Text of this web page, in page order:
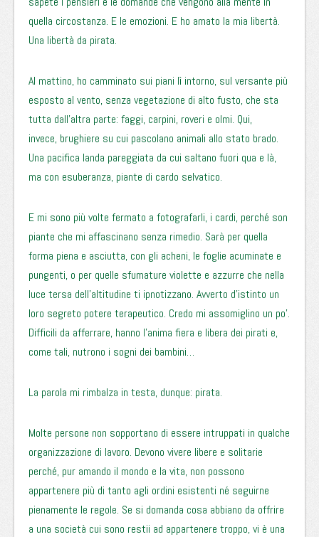
quella circostanza. E le emozioni. E ho amato la mia libertà.
Una libertà da pirata.
Al mattino, ho camminato sui piani lì intorno, sul versante più
esposto al vento, senza vegetazione di alto fusto, che sta
tutta dall’altra parte: faggi, carpini, roveri e olmi. Qui,
invece, brughiere su cui pascolano animali allo stato brado.
Una pacifica landa pareggiata da cui saltano fuori qua e là,
ma con esuberanza, piante di cardo selvatico.
E mi sono più volte fermato a fotografarli, i cardi, perché son
piante che mi affascinano senza rimedio. Sarà per quella
forma piena e asciutta, con gli acheni, le foglie acuminate e
pungenti, o per quelle sfumature violette e azzurre che nella
luce tersa dell’altitudine ti ipnotizzano. Avverto d’istinto un
loro segreto potere terapeutico. Credo mi assomiglino un po’.
Difficili da afferrare, hanno l’anima fiera e libera dei pirati e,
come tali, nutrono i sogni dei bambini…
La parola mi rimbalza in testa, dunque: pirata.
Molte persone non sopportano di essere intruppati in qualche
organizzazione di lavoro. Devono vivere libere e solitarie
perché, pur amando il mondo e la vita, non possono
appartenere più di tanto agli ordini esistenti né seguirne
pienamente le regole. Se si domanda cosa abbiano da offrire
a una società cui sono restii ad appartenere troppo, vi è una